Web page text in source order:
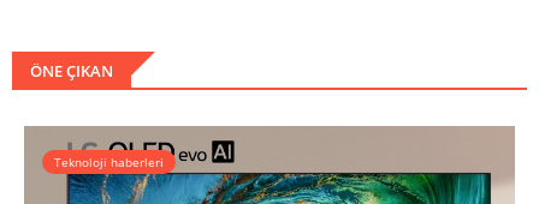
ÖNE ÇIKAN
Teknoloji haberleri